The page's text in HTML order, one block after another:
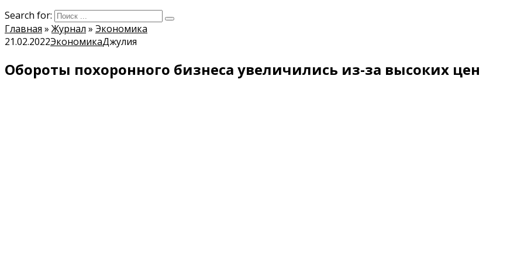
Search for:
Главная » Журнал » Экономика
21.02.2022ЭкономикаДжулия
Обороты похоронного бизнеса увеличились из-за высоких цен